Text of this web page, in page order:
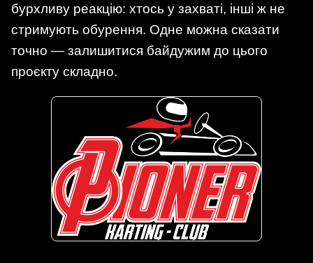
бурхливу реакцію: хтось у захваті, інші ж не
стримують обурення. Одне можна сказати
точно — залишитися байдужим до цього
проєкту складно.